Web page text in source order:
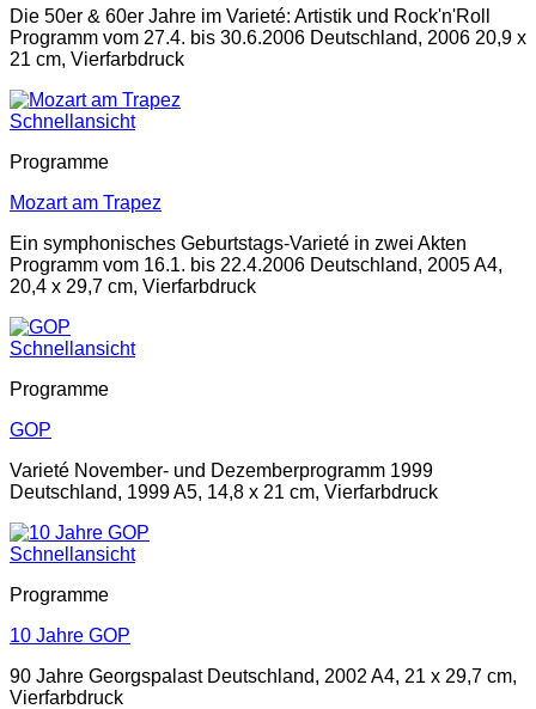
Die 50er & 60er Jahre im Varieté: Artistik und Rock'n'Roll
Programm vom 27.4. bis 30.6.2006 Deutschland, 2006 20,9 x
21 cm, Vierfarbdruck
Schnellansicht
Programme
Mozart am Trapez
Ein symphonisches Geburtstags-Varieté in zwei Akten
Programm vom 16.1. bis 22.4.2006 Deutschland, 2005 A4,
20,4 x 29,7 cm, Vierfarbdruck
Schnellansicht
Programme
GOP
Varieté November- und Dezemberprogramm 1999
Deutschland, 1999 A5, 14,8 x 21 cm, Vierfarbdruck
Schnellansicht
Programme
10 Jahre GOP
90 Jahre Georgspalast Deutschland, 2002 A4, 21 x 29,7 cm,
Vierfarbdruck